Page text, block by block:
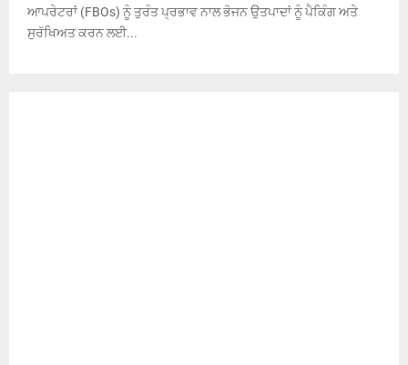
ਆਪਰੇਟਰਾਂ (FBOs) ਨੂੰ ਤੁਰੰਤ ਪ੍ਰਭਾਵ ਨਾਲ ਭੋਜਨ ਉਤਪਾਦਾਂ ਨੂੰ ਪੈਕਿੰਗ ਅਤੇ
ਸੁਰੱਖਿਅਤ ਕਰਨ ਲਈ...